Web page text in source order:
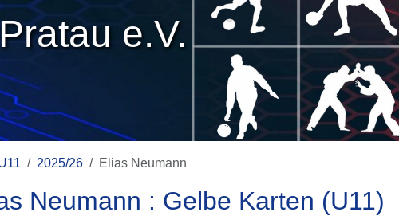
e.V.
2025/26 Elias Neumann
Neumann : Gelbe Karten (U11)